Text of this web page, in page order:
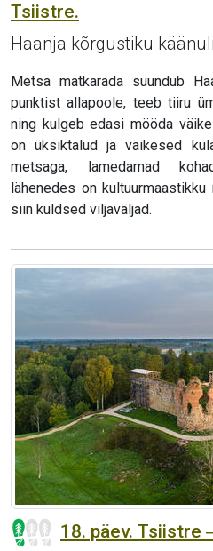
Tsiistre.
Haanja kõrgustiku
Metsa matkarada suundub
punktist allapoole, teeb tiiru
ning kulgeb edasi mööda
on üksiktalud ja väikesed
metsaga, lamedamad
lähenedes on
siin kuldsed viljaväljad.
18. päev. Tsiistre